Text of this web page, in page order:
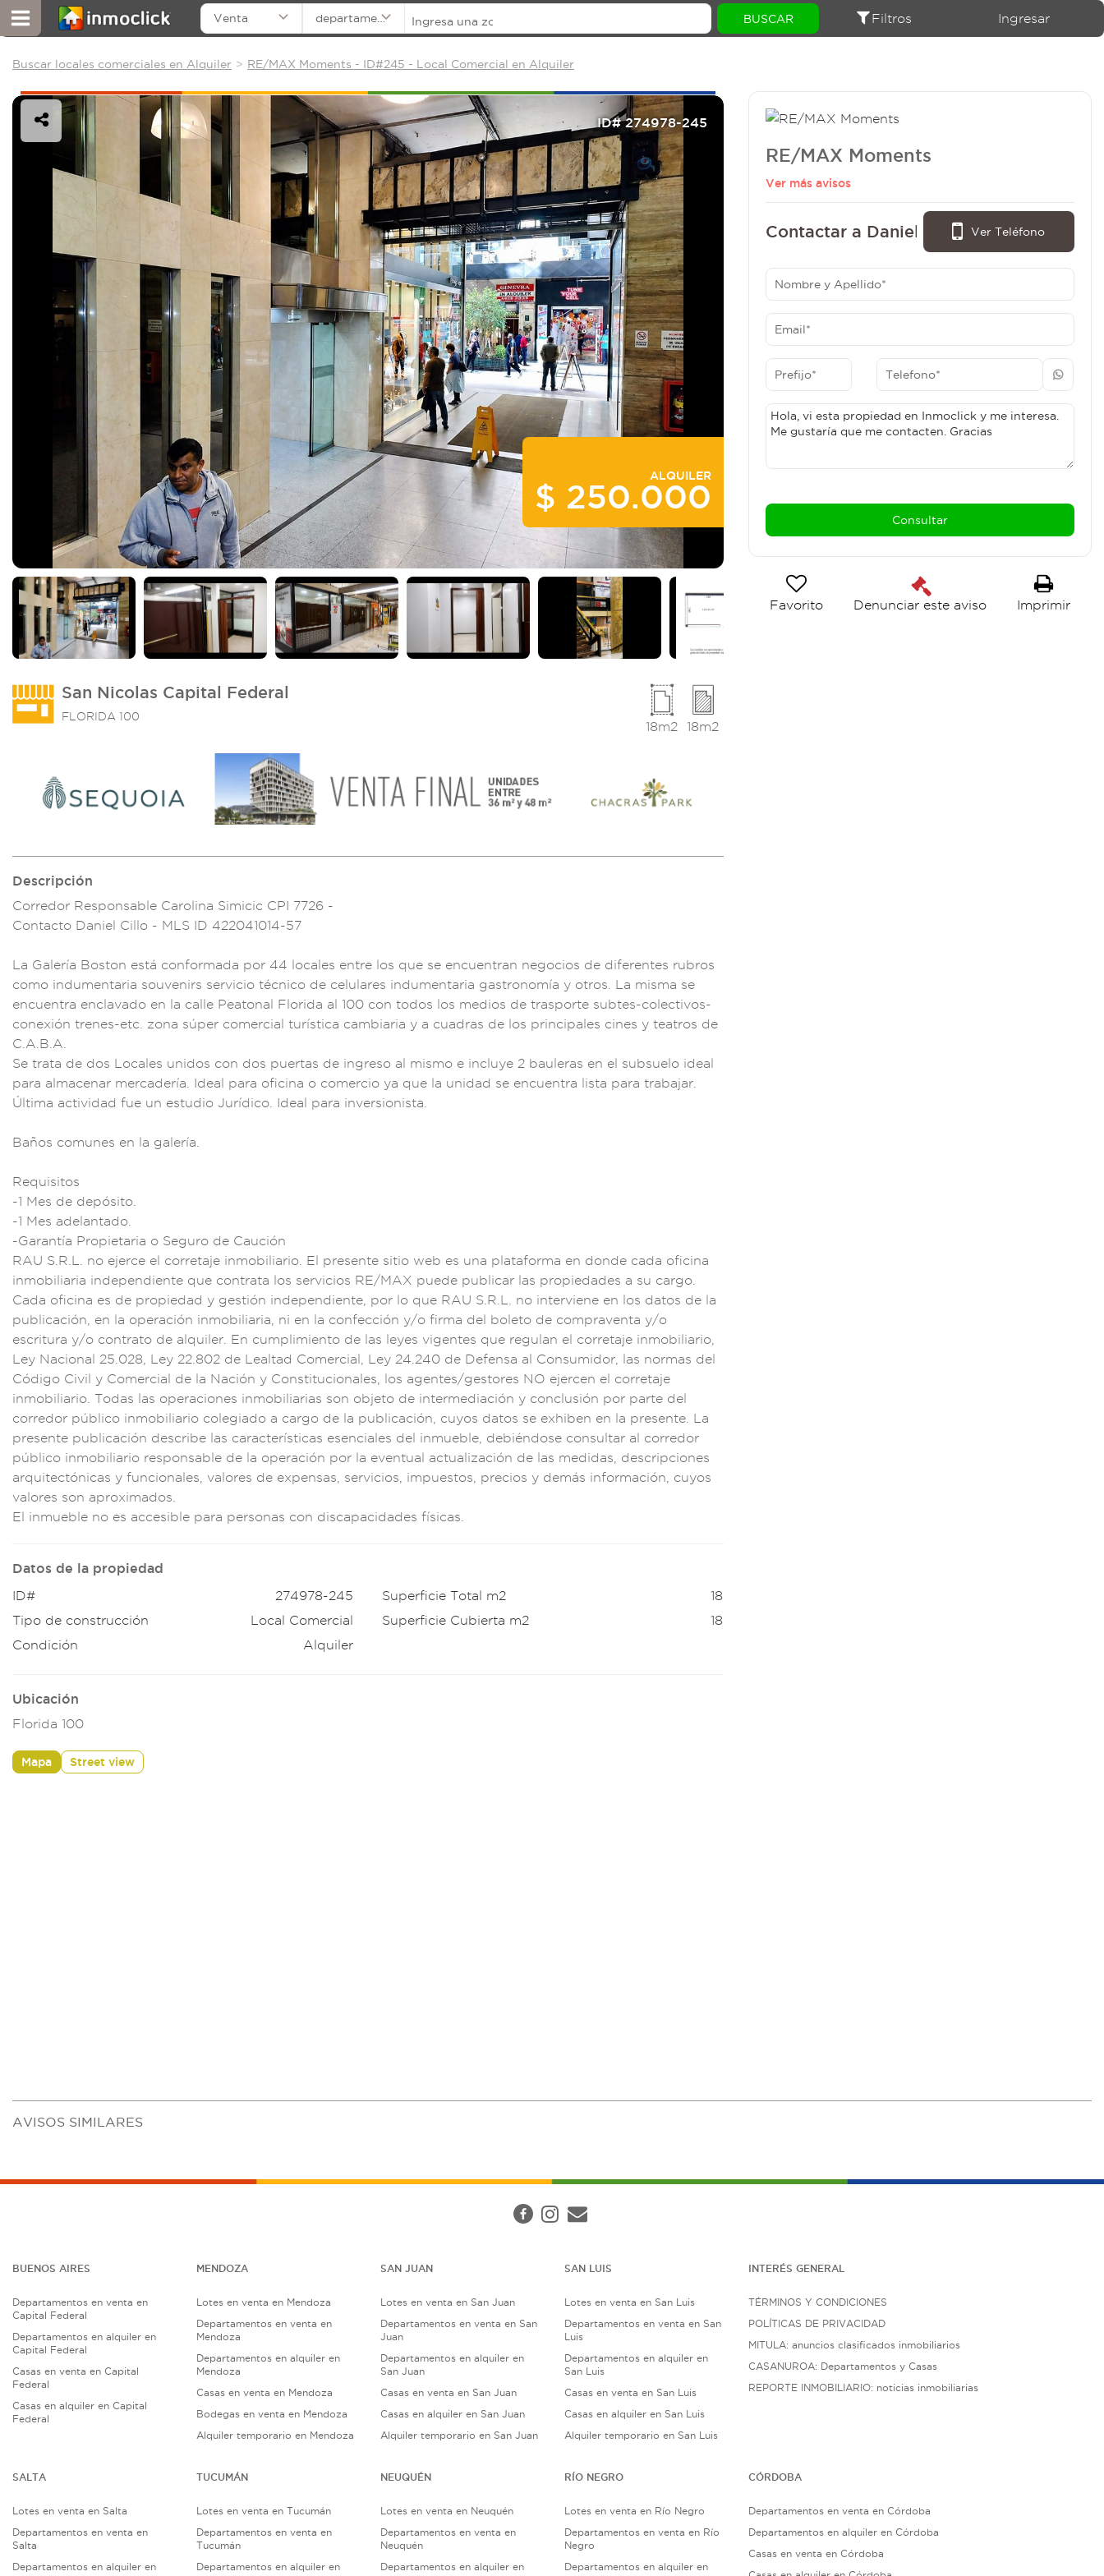
Venta departamentos Filtros Ingresar
Buscar locales comerciales en Alquiler RE/MAX Moments - ID#245 - Local Comercial en Alquiler
ID# 274978-245
ALQUILER
$ 250.000
San Nicolas Capital Federal
FLORIDA 100
18m2
18m2
Descripción
Corredor Responsable Carolina Simicic CPI 7726 -
Contacto Daniel Cillo - ML S ID 422041014-57
La Galería Boston está conformada por 44 locales entre los que se encuentran negocios de diferentes rubros
como indumentaria souvenirs servicio técnico de celulares indumentaria gastronomía y otros. L a misma se
encuentra enclavado en la calle Peatonal Florida al 100 con todos los medios de trasporte subtes-colectivos-
conexión trenes-etc. zona súper comercial turística cambiaria y a cuadras de los principales cines y teatros de
C. A.B.A.
Se trata de dos Locales unidos con dos puertas de ingreso a l mismo e incluye 2 bauleras en el subsuelo ideal
para almacenar mercadería. Ideal para oficina o comercio ya que la unidad se encuentra lista para trabajar.
Última actividad fue un estudio Jurídico. Ideal para inversionista.
Baños comunes en la galería.
Requisitos
-1 Mes de depósito.
-1 Mes adelantado.
-Garantía Propietaria o Seguro de Caución
RAU S.R.L. no ejerce el corretaje inmobiliario. El presente sitio web es una plataforma en donde cada oficina
inmobiliaria independiente que contrata los servicios RE/MAX puede publicar las propiedades a su cargo.
Cada oficina es de propiedad y gestión independiente, por lo que RAU S.R.L. no interviene en l os datos de la
publicación, en la operación inmobiliaria, ni en la confección y/o firma del boleto de compraventa y/o
escritura y/o contrato de alquiler . En cumplimiento de las leyes vigentes que regulan el corretaje inmobi liario,
Ley Nacional 25.028 , Ley 22.802 de Lealtad Comercial, Ley 24.240 de Defensa al Consumidor, las normas del
Código Civil y Comercial de la Nación y Constitucionales, los agentes/gestores NO ejercen el corretaje
inmobiliario. Todas las operaciones inmobiliarias son objeto de intermediación y conclusión por parte del
corredor púb lico inmobiliario colegiado a cargo de l a publicación, cuyos datos se exhiben en la presente. La
presente publicación describe las características esenciales del inmuebl e, debiéndose consultar a l corredor
púb lico inmobiliario responsable de la operación por la eventual actualización de las medidas, descripciones
arquitectónicas y funcional es, valores de expensas, servicios, impuestos, precios y demás información, cuyos
valores son aproximados.
El inmueble no es accesible para personas con discapacidades físicas.
Datos de la propiedad
ID#
274978-245
Tipo de construcción
Local Comercial
Condición
Alquiler
Superficie Total m2
18
Superficie Cubierta m2
18
Ubicación
Florida 100
Mapa Street view
RE/MAX Moments
Ver más avisos
Ver Teléfono
Contactar a Daniel Cillo:
- (011) 5931-8101
Favorito Denunciar este aviso Imprimir
AVISOS SIMILARES
BUENOS AIRES
Departamentos en venta en
Capital Federal
Departamentos en alquiler en
Capital Federal
Casas en venta en Capital
Federal
Casas en alquiler en Capital
Federal
MENDOZA
Lotes en venta en Mendoza
Departamentos en venta en
Mendoza
Departamentos en alquiler en
Mendoza
Casas en venta en Mendoza
Bodegas en venta en Mendoza
Alquiler temporario en Mendoza
SAN JUAN
Lotes en venta en San Juan
Departamentos en venta en San
Juan
Departamentos en alquiler en
San Juan
Casas en venta en San Juan
Casas en alquiler en San Juan
Alquiler temporario en San Juan
SAN LUIS
Lotes en venta en San Luis
Departamentos en venta en San
Luis
Departamentos en alquiler en
San Luis
Casas en venta en San Luis
Casas en alquiler en San Luis
Alquiler temporario en San Luis
INTERÉS GENERAL
TÉRMINOS Y CONDICIONES
POLÍTICAS DE PRIVACIDAD
MITULA: anuncios clasificados inmobiliarios
CASANUROA: Departamentos y Casas
REPORTE INMOBILIARIO: noticias inmobiliarias
SALTA
Lotes en venta en Salta
Departamentos en venta en
Salta
Departamentos en alquiler en
TUCUMÁN
Lotes en venta en Tucumán
Departamentos en venta en
Tucumán
Departamentos en alquiler en
NEUQUÉN
Lotes en venta en Neuquén
Departamentos en venta en
Neuquén
Departamentos en alquiler en
RÍO NEGRO
Lotes en venta en Río Negro
Departamentos en venta en Río
Negro
Departamentos en alquiler en
CÓRDOBA
Departamentos en venta en Córdoba
Departamentos en alquiler en Córdoba
Casas en venta en Córdoba